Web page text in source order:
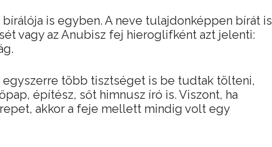
is egyben. A neve tulajdonképpen bírát is
vagy az Anubisz fej hieroglifként azt jelenti:
egyszerre több tisztséget is be tudtak tölteni,
építész, sőt himnusz író is. Viszont, ha
akkor a feje mellett mindig volt egy